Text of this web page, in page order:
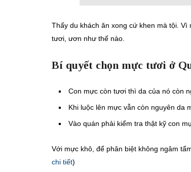
Thấy du khách ăn xong cứ khen mà tội.
tươi, ươn như thế nào.
Bí quyết chọn mực tươi ở
Con mực còn tươi thì da của nó còn
Khi luộc lên mực vẫn còn nguyên da
Vào quán phải kiểm tra thật kỹ con
Với mực khô, để phân biệt không ngâm
chi tiết)